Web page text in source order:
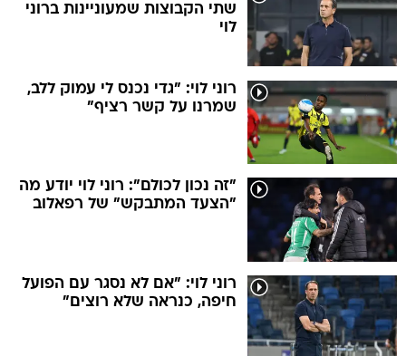
שתי הקבוצות שמעוניינות ברוני
לוי
רוני לוי: "גדי נכנס לי עמוק ללב,
שמרנו על קשר רציף"
"זה נכון לכולם": רוני לוי יודע מה
"הצעד המתבקש" של רפאלוב
רוני לוי: "אם לא נסגר עם הפועל
חיפה, כנראה שלא רוצים"